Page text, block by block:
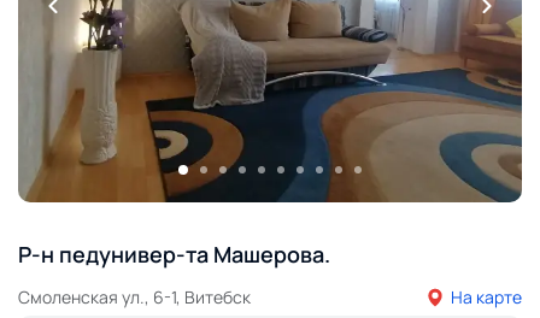
Р-н педунивер-та Машерова.
Смоленская ул., 6-1, Витебск На карте